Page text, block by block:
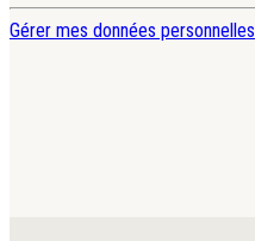
Gérer mes données personnelles